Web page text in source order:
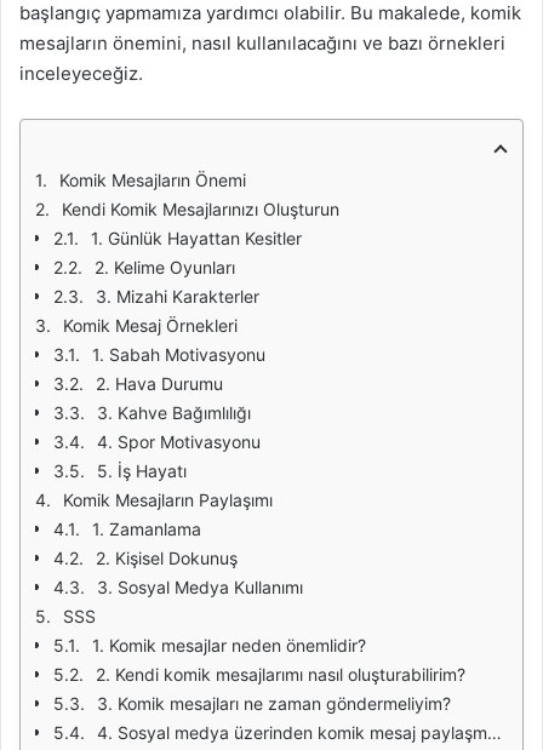
başlangıç yapmamıza yardımcı olabilir. Bu makalede, komik
mesajların önemini, nasıl kullanılacağını ve bazı örnekleri
inceleyeceğiz.
Komik Mesajların Önemi
Kendi Komik Mesajlarınızı Oluşturun
1. Günlük Hayattan Kesitler
2. Kelime Oyunları
3. Mizahi Karakterler
Komik Mesaj Örnekleri
1. Sabah Motivasyonu
2. Hava Durumu
3. Kahve Bağımlılığı
4. Spor Motivasyonu
5. İş Hayatı
Komik Mesajların Paylaşımı
1. Zamanlama
2. Kişisel Dokunuş
3. Sosyal Medya Kullanımı
SSS
1. Komik mesajlar neden önemlidir?
2. Kendi komik mesajlarımı nasıl oluşturabilirim?
3. Komik mesajları ne zaman göndermeliyim?
4. Sosyal medya üzerinden komik mesaj paylaşmanın avantajları nedir?